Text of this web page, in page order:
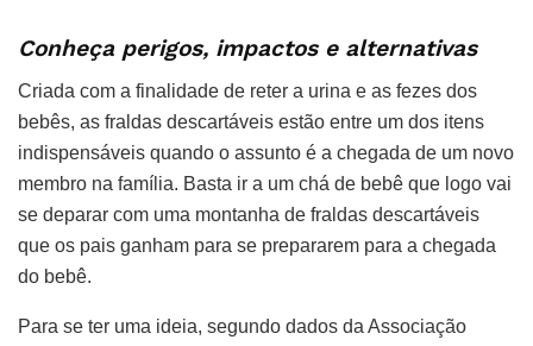
Conheça perigos, impactos e alternativas
Criada com a finalidade de reter a urina e as fezes dos
bebês, as fraldas descartáveis estão entre um dos itens
indispensáveis quando o assunto é a chegada de um novo
membro na família. Basta ir a um chá de bebê que logo vai
se deparar com uma montanha de fraldas descartáveis
que os pais ganham para se prepararem para a chegada
do bebê.
Para se ter uma ideia, segundo dados da Associação